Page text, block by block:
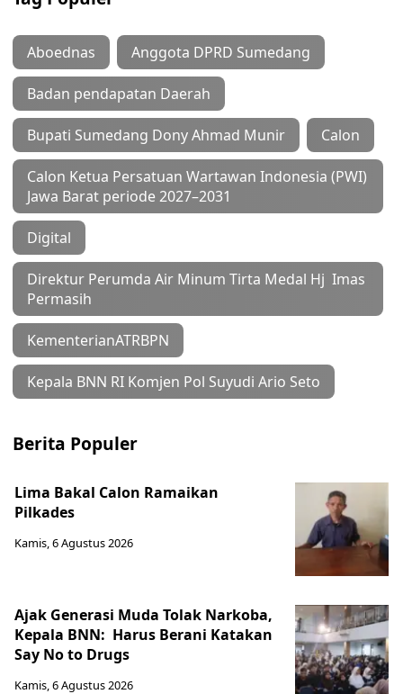
Aboednas Anggota DPRD Sumedang
Badan pendapatan Daerah
Bupati Sumedang Dony Ahmad Munir Calon
Calon Ketua Persatuan Wartawan Indonesia (PWI)
Jawa Barat periode 2027–2031
Digital
Direktur Perumda Air Minum Tirta Medal Hj Imas
Permasih
KementerianATRBPN
Kepala BNN RI Komjen Pol Suyudi Ario Seto
Berita Populer
Lima Bakal Calon Ramaikan
Pilkades
Kamis, 6 Agustus 2026
Ajak Generasi Muda Tolak Narkoba,
Kepala BNN: Harus Berani Katakan
Say No to Drugs
Kamis, 6 Agustus 2026